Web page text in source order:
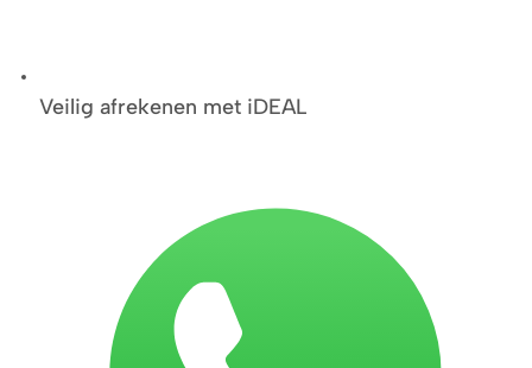
Veilig afrekenen met iDEAL